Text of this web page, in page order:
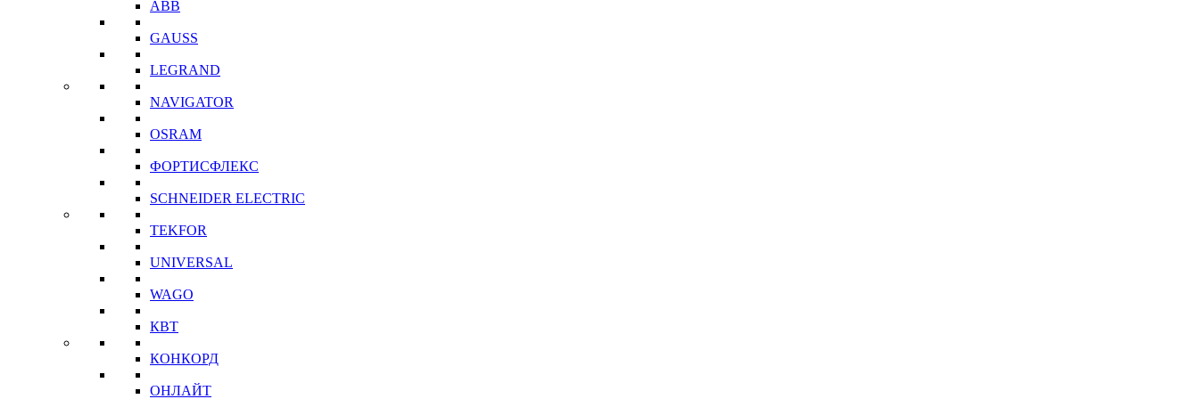
ABB
GAUSS
LEGRAND
NAVIGATOR
OSRAM
ФОРТИСФЛЕКС
SCHNEIDER ELECTRIC
TEKFOR
UNIVERSAL
WAGO
КВТ
КОНКОРД
ОНЛАЙТ